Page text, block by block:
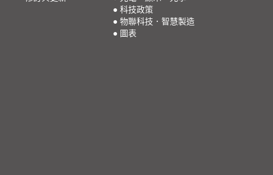
● 科技政策
● 物聯科技．智慧製造
● 圖表